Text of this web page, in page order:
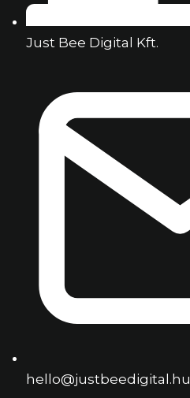
Just Bee Digital Kft.
hello@justbeedigital.hu